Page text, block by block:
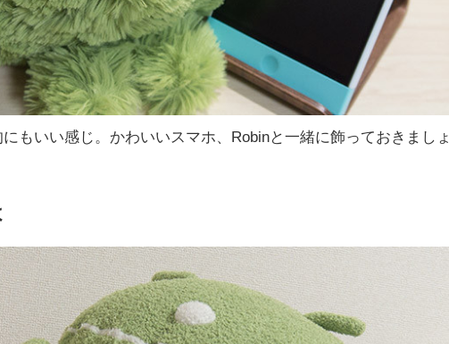
もいい感じ。かわいいスマホ、Robinと一緒に飾っておきましょ